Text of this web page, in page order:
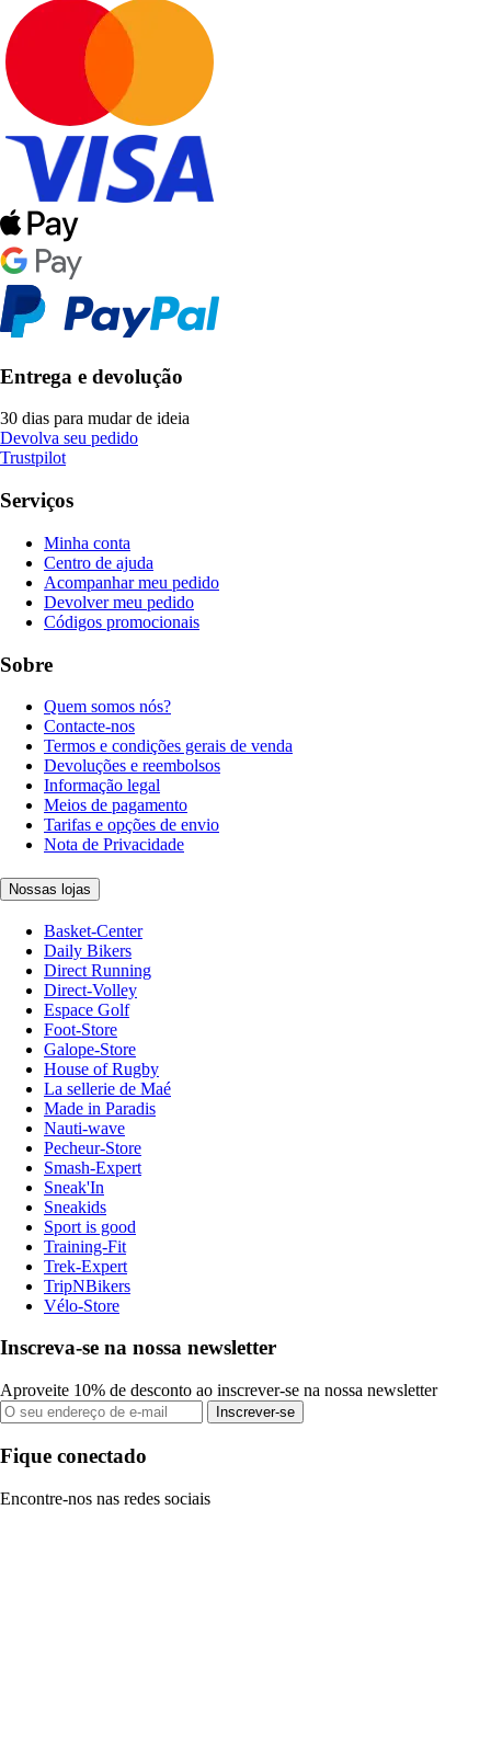
Entrega e devolução
30 dias para mudar de ideia
Devolva seu pedido
Trustpilot
Serviços
Minha conta
Centro de ajuda
Acompanhar meu pedido
Devolver meu pedido
Códigos promocionais
Sobre
Quem somos nós?
Contacte-nos
Termos e condições gerais de venda
Devoluções e reembolsos
Informação legal
Meios de pagamento
Tarifas e opções de envio
Nota de Privacidade
Nossas lojas
Basket-Center
Daily Bikers
Direct Running
Direct-Volley
Espace Golf
Foot-Store
Galope-Store
House of Rugby
La sellerie de Maé
Made in Paradis
Nauti-wave
Pecheur-Store
Smash-Expert
Sneak'In
Sneakids
Sport is good
Training-Fit
Trek-Expert
TripNBikers
Vélo-Store
Inscreva-se na nossa newsletter
Aproveite 10% de desconto ao inscrever-se na nossa newsletter
Inscrever-se
Fique conectado
Encontre-nos nas redes sociais